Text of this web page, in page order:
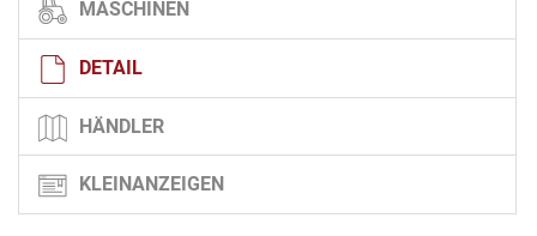
MASCHINEN
DETAIL
HÄNDLER
KLEINANZEIGEN